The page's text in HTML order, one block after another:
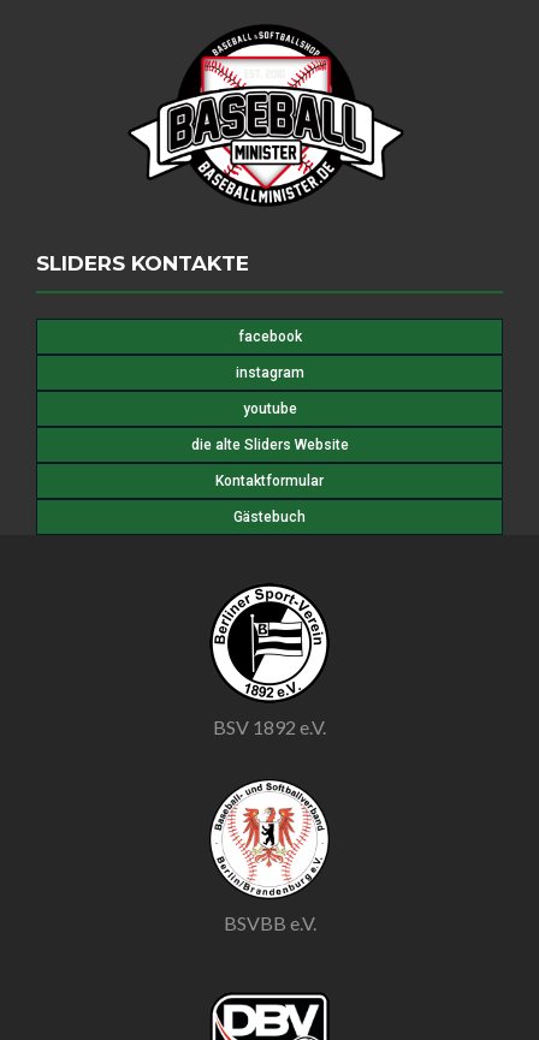
SLIDERS KONTAKTE
facebook
instagram
youtube
die alte Sliders Website
Kontaktformular
Gästebuch
BSV 1892 e.V.
BSVBB e.V.